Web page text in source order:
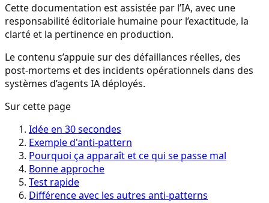
Cette documentation est assistée par l’IA, avec une
responsabilité éditoriale humaine pour l’exactitude, la
clarté et la pertinence en production.
Le contenu s’appuie sur des défaillances réelles, des
post-mortems et des incidents opérationnels dans des
systèmes d’agents IA déployés.
Sur cette page
Idée en 30 secondes
Exemple d'anti-pattern
Pourquoi ça apparaît et ce qui se passe mal
Bonne approche
Test rapide
Différence avec les autres anti-patterns